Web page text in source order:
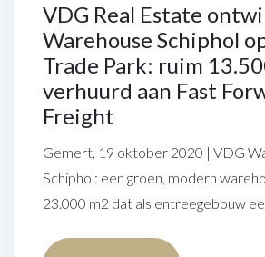
VDG Real Estate
Warehouse Schiphol
Trade Park: ruim
verhuurd aan Fast
Freight
Gemert, 19 oktober 2020 | VDG
Schiphol: een groen, modern
23.000 m2 dat als entreegebouw